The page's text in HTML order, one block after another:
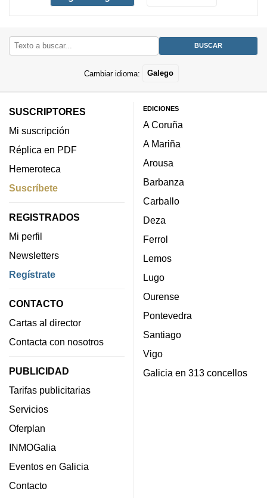
Cambiar idioma: Galego
SUSCRIPTORES
Mi suscripción
Réplica en PDF
Hemeroteca
Suscríbete
REGISTRADOS
Mi perfil
Newsletters
Regístrate
CONTACTO
Cartas al director
Contacta con nosotros
PUBLICIDAD
Tarifas publicitarias
Servicios
Oferplan
INMOGalia
Eventos en Galicia
Contacto
EDICIONES
A Coruña
A Mariña
Arousa
Barbanza
Carballo
Deza
Ferrol
Lemos
Lugo
Ourense
Pontevedra
Santiago
Vigo
Galicia en 313 concellos